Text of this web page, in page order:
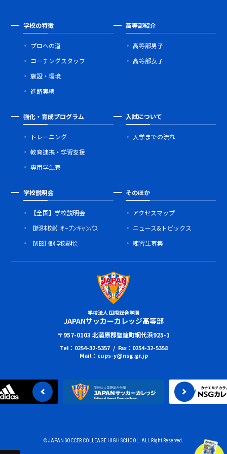
学校の特徴
プロへの道
コーチングスタッフ
施設・環境
進路実績
高等部紹介
高等部男子
高等部女子
強化・育成プログラム
トレーニング
教育連携・学習支援
専用学生寮
入試について
入学までの流れ
学校説明会
【全国】学校説明会
【新潟本校舎】オープンキャンパス
【WEB】個別学校説明会
そのほか
アクセスマップ
ニュース&トピックス
練習生募集
学校法人 国際総合学園
JAPANサッカーカレッジ高等部
〒957-0103 北蒲原郡聖籠町網代浜925-1
Tel：0254-32-5357 / Fax：0254-32-5358
Mail：cups-y@nsg.gr.jp
© JAPAN SOCCER COLLEAGE HIGH SCHOOL. ALL Right Reserved.